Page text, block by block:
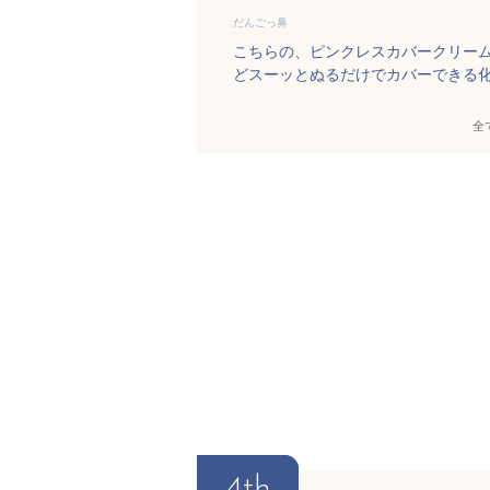
だんごっ鼻
こちらの、ピンクレスカバークリー
どスーッとぬるだけでカバーできる
全